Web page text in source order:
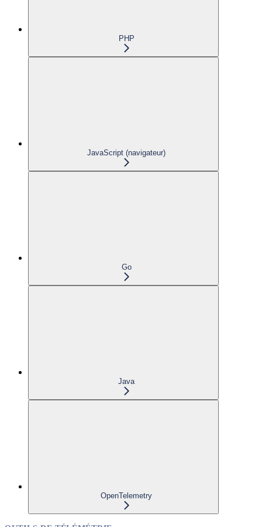
PHP
JavaScript (navigateur)
Go
Java
OpenTelemetry